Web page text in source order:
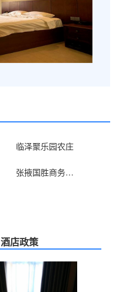
临泽聚乐园农庄
张掖国胜商务宾馆
酒店政策